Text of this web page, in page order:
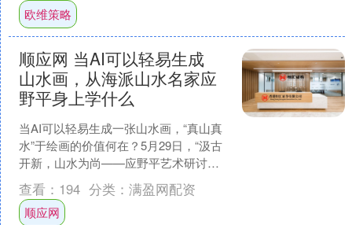
欧维策略
顺应网 当AI可以轻易生成
山水画，从海派山水名家应
野平身上学什么
当AI可以轻易生成一张山水画，“真山真
水”于绘画的价值何在？5月29日，“汲古
开新，山水为尚——应野平艺术研讨
会”在上海交通大学开明画院举办，上海
大学上海美术学....
查看： 194 分类： 满盈网配资
顺应网